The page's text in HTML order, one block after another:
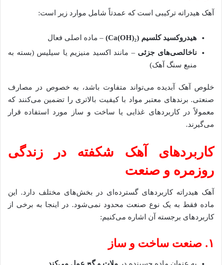
آهک هیدراته ترکیبی است که عمدتاً شامل موارد زیر است:
هیدروکسید کلسیم (Ca(OH)₂)
– ماده اصلی فعال
ناخالصی‌های جزئی – مانند اکسید منیزیم یا سیلیس (بسته به
منبع سنگ آهک)
خلوص آهک آبدیده می‌تواند متفاوت باشد، به خصوص در مصارف
صنعتی. برندهای معتبر مواد با کیفیت بالاتری را تضمین می‌کنند که
معمولاً در کاربردهای غذایی یا ساخت و ساز مورد استفاده قرار
می‌گیرند.
کاربردهای آهک شکفته در زندگی
روزمره و صنعت
آهک هیدراته کاربردهای گسترده‌ای در بخش‌های مختلف دارد. این
ماده فقط به یک نوع صنعت محدود نمی‌شود. در اینجا به برخی از
کاربردهای برجسته آن اشاره می‌کنیم:
۱. صنعت ساخت و ساز
به عنوان ماده چسبنده در ملات و گچ عمل می‌کند